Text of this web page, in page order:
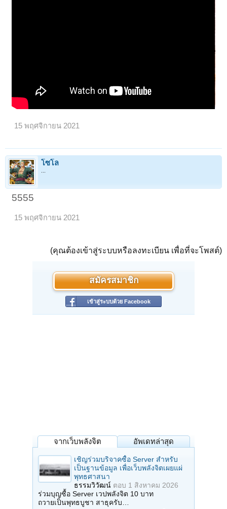
15 พฤศจิกายน 2021
โซโล
5555
15 พฤศจิกายน 2021
(คุณต้องเข้าสู่ระบบหรือลงทะเบียน เพื่อที่จะโพสต์)
สมัครสมาชิก
เข้าสู่ระบบด้วย Facebook
จากเว็บพลังจิต อัพเดทล่าสุด
เชิญร่วมบริจาคซื้อ Server สำหรับ
เป็นฐานข้อมูล เพื่อเว็บพลังจิตเผยแผ่
พุทธศาสนา
ธรรมวิวัฒน์ ตอบ 1 สิงหาคม 2026
ร่วมบุญซื้อ Server เวปพลังจิต 10 บาท
ถวายเป็นพุทธบูชา สาธุครับ…